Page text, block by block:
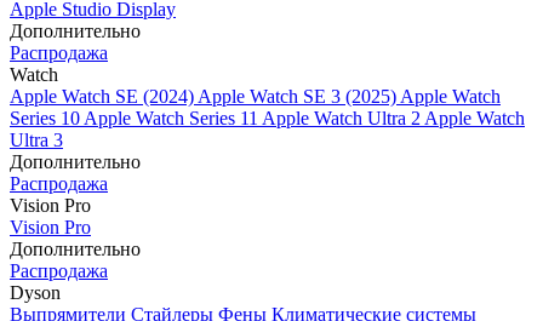
Apple Studio Display
Дополнительно
Распродажа
Watch
Apple Watch SE (2024) Apple Watch SE 3 (2025) Apple Watch
Series 10 Apple Watch Series 11 Apple Watch Ultra 2 Apple Watch
Ultra 3
Дополнительно
Распродажа
Vision Pro
Vision Pro
Дополнительно
Распродажа
Dyson
Выпрямители Стайлеры Фены Климатические системы